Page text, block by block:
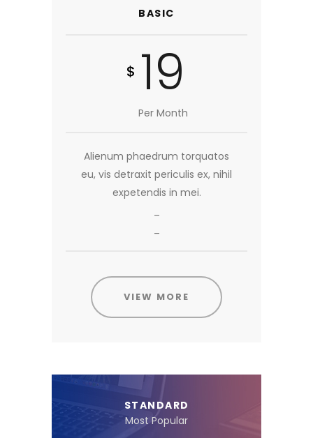
BASIC
$ 19
Per Month
Alienum phaedrum torquatos
eu, vis detraxit periculis ex, nihil
expetendis in mei.
VIEW MORE
STANDARD
Most Popular